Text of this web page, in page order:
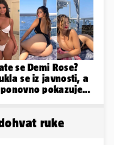
se Demi Rose?
se iz javnosti, a
pokazuje
ruke